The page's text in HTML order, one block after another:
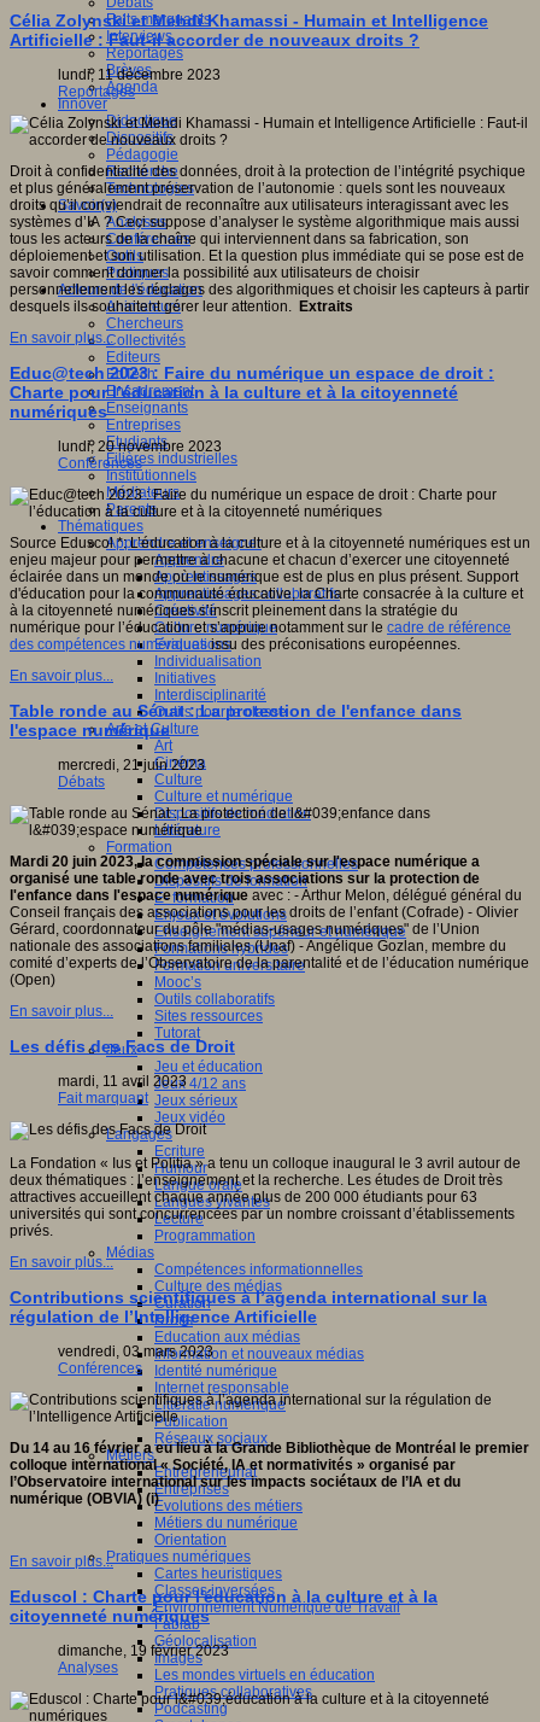
Faits marquants
Interviews
Reportages
Brèves
Agenda
Innover
Didactique
Dispositifs
Pédagogie
Recherche
Technologies
Savoir(s)
Analyses
Conférences
Outils
Pratiques
Acteurs de l'éducation
Animateurs
Chercheurs
Collectivités
Editeurs
EdTech
Encadrement
Enseignants
Entreprises
Etudiants
Filières industrielles
Institutionnels
Médiateurs
Parents
Thématiques
Apprendre et enseigner
Apprendre
Apprentissages
Apprentissages collaboratifs
Créativité
Culture numérique
Evaluations
Individualisation
Initiatives
Interdisciplinarité
Outils pour la classe
Arts et Culture
Art
Cinéma
Culture
Culture et numérique
Dispositifs de médiation
Littérature
Formation
Compétences professionnelles
Dispositifs de formation
E- formation
Enjeux et évolutions
Enseignement supérieur et numérique
Formations hybrides
Formation universitaire
Mooc’s
Outils collaboratifs
Sites ressources
Tutorat
Jeux
Jeu et éducation
Jeux 4/12 ans
Jeux sérieux
Jeux vidéo
Langages
Ecriture
Humour
Langue orale
Langues vivantes
Lecture
Programmation
Médias
Compétences informationnelles
Culture des médias
Curation
Droits
Education aux médias
Information et nouveaux médias
Identité numérique
Internet responsable
Littératie numérique
Publication
Réseaux sociaux
Métiers
Entrepreneuriat
Entreprises
Evolutions des métiers
Métiers du numérique
Orientation
Pratiques numériques
Cartes heuristiques
Classes inversées
Environnement Numérique de Travail
Fablab
Géolocalisation
Images
Les mondes virtuels en éducation
Pratiques collaboratives
Podcasting
Célia Zolynski et Mehdi Khamassi - Humain et Intelligence
Artificielle : Faut-il accorder de nouveaux droits ?
lundi, 11 décembre 2023
Reportages
Droit à confidentialité des données, droit à la protection de l’intégrité psychique
et plus généralement préservation de l’autonomie : quels sont les nouveaux
droits qu’il conviendrait de reconnaître aux utilisateurs interagissant avec les
systèmes d’IA ? Ceci suppose d’analyser le système algorithmique mais aussi
tous les acteurs de la chaîne qui interviennent dans sa fabrication, son
déploiement et son utilisation. Et la question plus immédiate qui se pose est de
savoir comment donner la possibilité aux utilisateurs de choisir
personnellement les réglages des algorithmiques et choisir les capteurs à partir
desquels ils souhaitent gérer leur attention. Extraits
En savoir plus...
Educ@tech 2023 : Faire du numérique un espace de droit :
Charte pour l’éducation à la culture et à la citoyenneté
numériques
lundi, 20 novembre 2023
Conférences
Source Eduscol *: L’éducation à la culture et à la citoyenneté numériques est un
enjeu majeur pour permettre à chacune et chacun d’exercer une citoyenneté
éclairée dans un monde où le numérique est de plus en plus présent. Support
d'éducation pour la communauté éducative, la Charte consacrée à la culture et
à la citoyenneté numériques s’inscrit pleinement dans la stratégie du
numérique pour l’éducation et s’appuie notamment sur le cadre de référence
des compétences numériquesissu des préconisations européennes.
En savoir plus...
Table ronde au Sénat : La protection de l'enfance dans
l'espace numérique
mercredi, 21 juin 2023
Débats
Mardi 20 juin 2023, la commission spéciale sur l'espace numérique a
organisé une table ronde avec trois associations sur la protection de
l'enfance dans l'espace numérique avec : - Arthur Melon, délégué général du
Conseil français des associations pour les droits de l’enfant (Cofrade) - Olivier
Gérard, coordonnateur du pôle "médias-usages numériques" de l’Union
nationale des associations familiales (Unaf) - Angélique Gozlan, membre du
comité d’experts de l’Observatoire de la parentalité et de l’éducation numérique
(Open)
En savoir plus...
Les défis des Facs de Droit
mardi, 11 avril 2023
Fait marquant
La Fondation « Ius et Politia » a tenu un colloque inaugural le 3 avril autour de
deux thématiques : l’enseignement et la recherche. Les études de Droit très
attractives accueillent chaque année plus de 200 000 étudiants pour 63
universités qui sont concurrencées par un nombre croissant d’établissements
privés.
En savoir plus...
Contributions scientifiques à l’agenda international sur la
régulation de l’Intelligence Artificielle
vendredi, 03 mars 2023
Conférences
Du 14 au 16 février a eu lieu à la Grande Bibliothèque de Montréal le premier
colloque international « Société, IA et normativités » organisé par
l’Observatoire international sur les impacts sociétaux de l’IA et du
numérique (OBVIA) (i)
En savoir plus...
Eduscol : Charte pour l'éducation à la culture et à la
citoyenneté numériques
dimanche, 19 février 2023
Analyses